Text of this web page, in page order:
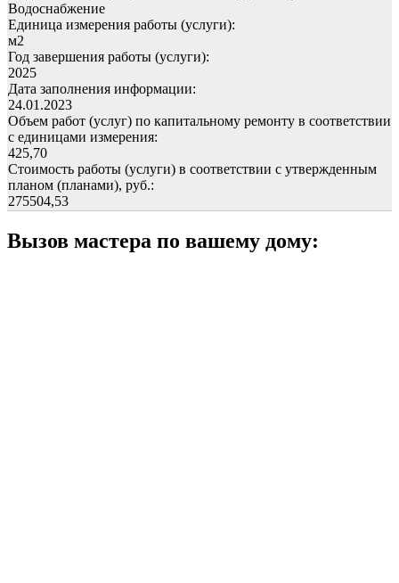
Водоснабжение
Единица измерения работы (услуги):
м2
Год завершения работы (услуги):
2025
Дата заполнения информации:
24.01.2023
Объем работ (услуг) по капитальному ремонту в соответствии
с единицами измерения:
425,70
Стоимость работы (услуги) в соответствии с утвержденным
планом (планами), руб.:
275504,53
Вызов мастера по вашему дому: